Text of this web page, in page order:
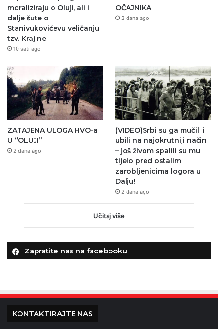
moraliziraju o Oluji, ali i
dalje šute o
Stanivukovićevu veličanju
tzv. Krajine
10 sati ago
OČAJNIKA
2 dana ago
ZATAJENA ULOGA HVO-a
U “OLUJI”
2 dana ago
(VIDEO)Srbi su ga mučili i
ubili na najokrutniji način
– još živom spalili su mu
tijelo pred ostalim
zarobljenicima logora u
Dalju!
2 dana ago
Učitaj više
Zapratite nas na facebooku
KONTAKTIRAJTE NAS